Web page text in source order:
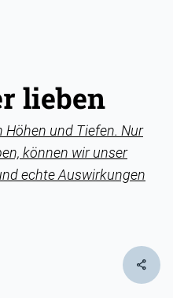
lieben
Höhen und Tiefen. Nur
können wir unser
echte Auswirkungen
share